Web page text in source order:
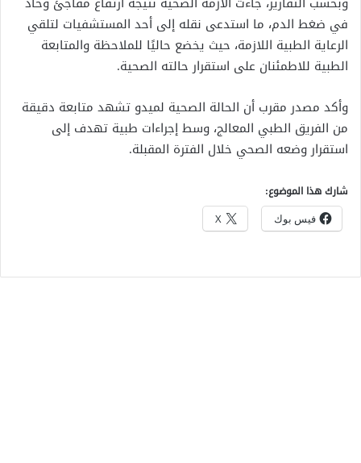
في ضغط الدم، ما استدعى نقله إلى أحد المستشفيات لتلقي
الرعاية الطبية اللازمة، حيث يخضع حاليًا للملاحظة والمتابعة
الطبية للاطمئنان على استقرار حالته الصحية.
وأكد مصدر مقرب أن الحالة الصحية لميدو تشهد متابعة دقيقة
من الفريق الطبي المعالج، وسط إجراءات طبية تهدف إلى
استقرار وضعه الصحي خلال الفترة المقبلة.
شارك هذا الموضوع:
فيس بوك X